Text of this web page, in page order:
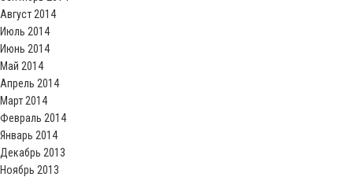
Август 2014
Июль 2014
Июнь 2014
Май 2014
Апрель 2014
Март 2014
Февраль 2014
Январь 2014
Декабрь 2013
Ноябрь 2013